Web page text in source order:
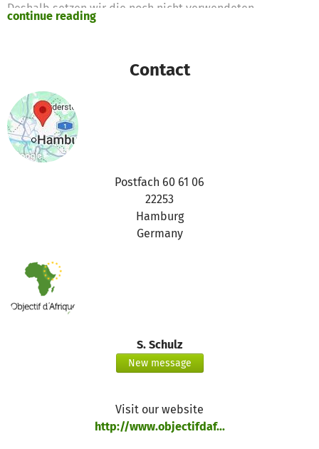
Deshalb setzen wir die noch nicht verwendeten
Spendengelder für diese Zwecke ein
das betterplace.org-Team
continue reading
Contact
Postfach 60 61 06
22253
Hamburg
Germany
S. Schulz
New message
Visit our website
http://www.objectifdaf...